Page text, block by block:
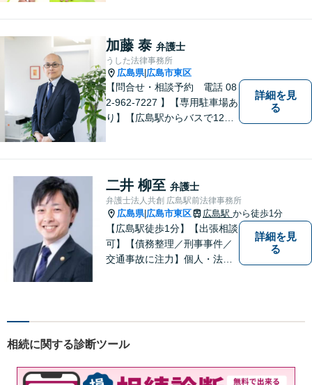
加藤 泰 弁護士
うした法律事務所
広島県| 広島市東区
【問合せ・相談予約 電話 08
2-962-7227 】【専用駐車場あ
り】【広島駅からバスで12
もお気軽に上記電話番号まで
お電話ください。
詳細を見
る
二井 柳至 弁護士
弁護士法人共創 広島駅前法律事務所
広島県| 広島市東区 広島駅 から徒歩1分
【広島駅徒歩1分】【出張相談
可】【債務整理／刑事事件／
交通事故に注力】個人・法人
の「平和」が実現できるよ
添い、解決へ導きます。
詳細を見
る
相続に関する診断ツール